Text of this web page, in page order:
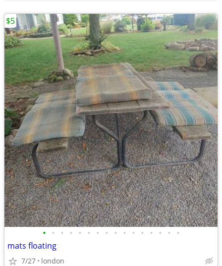
• • • • • • • • • • • • • • • •
mats floating
7/27 london
$5